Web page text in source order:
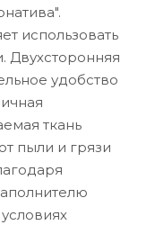
использовать
Двухсторонняя
удобство
ткань
пыли и грязи